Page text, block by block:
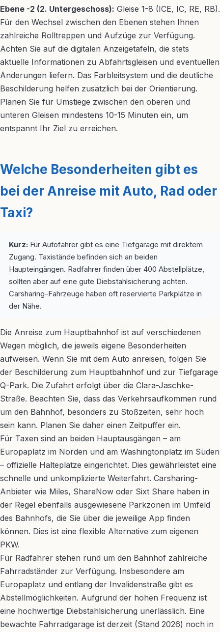
Ebene -2 (2. Untergeschoss): Gleise 1-8 (ICE, IC, RE, RB).
Für den Wechsel zwischen den Ebenen stehen Ihnen
zahlreiche Rolltreppen und Aufzüge zur Verfügung.
Achten Sie auf die digitalen Anzeigetafeln, die stets
aktuelle Informationen zu Abfahrtsgleisen und eventuellen
Änderungen liefern. Das Farbleitsystem und die deutliche
Beschilderung helfen zusätzlich bei der Orientierung.
Planen Sie für Umstiege zwischen den oberen und
unteren Gleisen mindestens 10-15 Minuten ein, um
entspannt Ihr Ziel zu erreichen.
Welche Besonderheiten gibt es
bei der Anreise mit Auto, Rad oder
Taxi?
Kurz: Für Autofahrer gibt es eine Tiefgarage mit direktem
Zugang. Taxistände befinden sich an beiden
Haupteingängen. Radfahrer finden über 400 Abstellplätze,
sollten aber auf eine gute Diebstahlsicherung achten.
Carsharing-Fahrzeuge haben oft reservierte Parkplätze in
der Nähe.
Die Anreise zum Hauptbahnhof ist auf verschiedenen
Wegen möglich, die jeweils eigene Besonderheiten
aufweisen. Wenn Sie mit dem Auto anreisen, folgen Sie
der Beschilderung zum Hauptbahnhof und zur Tiefgarage
Q-Park. Die Zufahrt erfolgt über die Clara-Jaschke-
Straße. Beachten Sie, dass das Verkehrsaufkommen rund
um den Bahnhof, besonders zu Stoßzeiten, sehr hoch
sein kann. Planen Sie daher einen Zeitpuffer ein.
Für Taxen sind an beiden Hauptausgängen – am
Europaplatz im Norden und am Washingtonplatz im Süden
– offizielle Halteplätze eingerichtet. Dies gewährleistet eine
schnelle und unkomplizierte Weiterfahrt. Carsharing-
Anbieter wie Miles, ShareNow oder Sixt Share haben in
der Regel ebenfalls ausgewiesene Parkzonen im Umfeld
des Bahnhofs, die Sie über die jeweilige App finden
können. Dies ist eine flexible Alternative zum eigenen
PKW.
Für Radfahrer stehen rund um den Bahnhof zahlreiche
Fahrradständer zur Verfügung. Insbesondere am
Europaplatz und entlang der Invalidenstraße gibt es
Abstellmöglichkeiten. Aufgrund der hohen Frequenz ist
eine hochwertige Diebstahlsicherung unerlässlich. Eine
bewachte Fahrradgarage ist derzeit (Stand 2026) noch in